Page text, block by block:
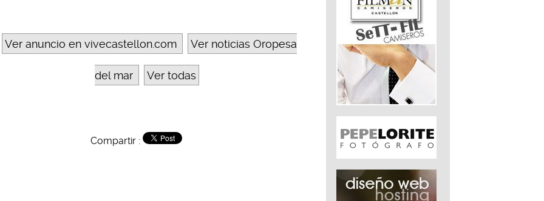
Ver anuncio en vivecastellon.com Ver noticias Oropesa
del mar Ver todas
Compartir :